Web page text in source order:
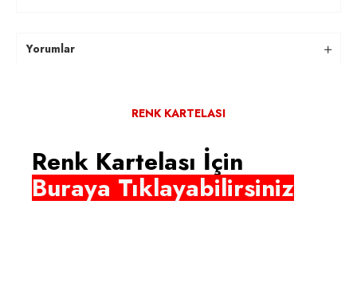
Yorumlar
RENK KARTELASI
Renk Kartelası İçin
Buraya Tıklayabilirsiniz